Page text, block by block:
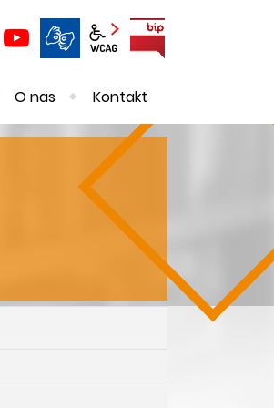
facebookinstagram
YouTube
Panel wcag
O nas Kontakt